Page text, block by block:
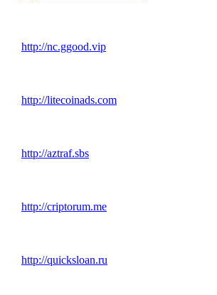
http://nc.ggood.vip
http://litecoinads.com
http://aztraf.sbs
http://criptorum.me
http://quicksloan.ru